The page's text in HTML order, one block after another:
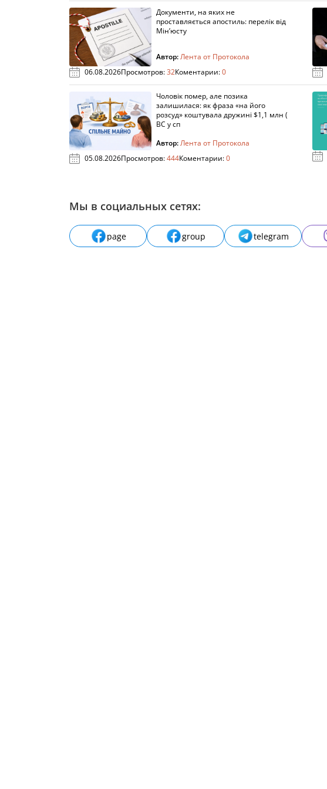
Документи, на яких не
проставляється апостиль: перелік від
Мін’юсту
Автор:Лента от Протокола
06.08.2026Просмотров:32Коментарии:0
Чоловік помер, але позика
залишилася: як фраза «на його
розсуд» коштувала дружині $1,1 млн (
ВС у сп
Автор:Лента от Протокола
05.08.2026Просмотров:444Коментарии:0
Мы в социальных сетях:
page group telegram